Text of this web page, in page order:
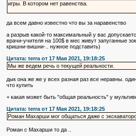
игры. В котором нет равенства.
да всем давно известно что вы за наравенство
а разрыв какой-то максимальный у вас
врачи-учителя на 100$ в мес живут запуганные
кришни-вишни-.. нужное подставить)
Цитата: terra от 17 Мая 2021, 19:18:25
Мы же ведем речь о текущей реальности.
дык она же же у всех разная раз все неравны.
что купить
+ какая может быть "общая реальность" у
Цитата: terra от 17 Мая 2021, 19:18:25
Роман Махарши мог общаться даже с
Роман с Махарши то да ..